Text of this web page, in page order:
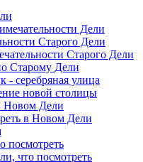
Дели
Старого Дели
Старого Дели
Старому Дели
- серебряная улица
новой столицы
Новом Дели
в Новом Дели
что посмотреть